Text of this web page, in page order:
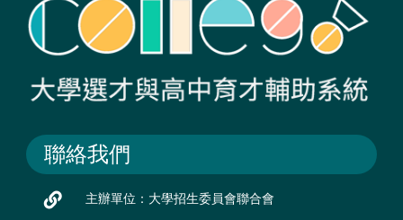
聯絡我們
主辦單位：大學招生委員會聯合會